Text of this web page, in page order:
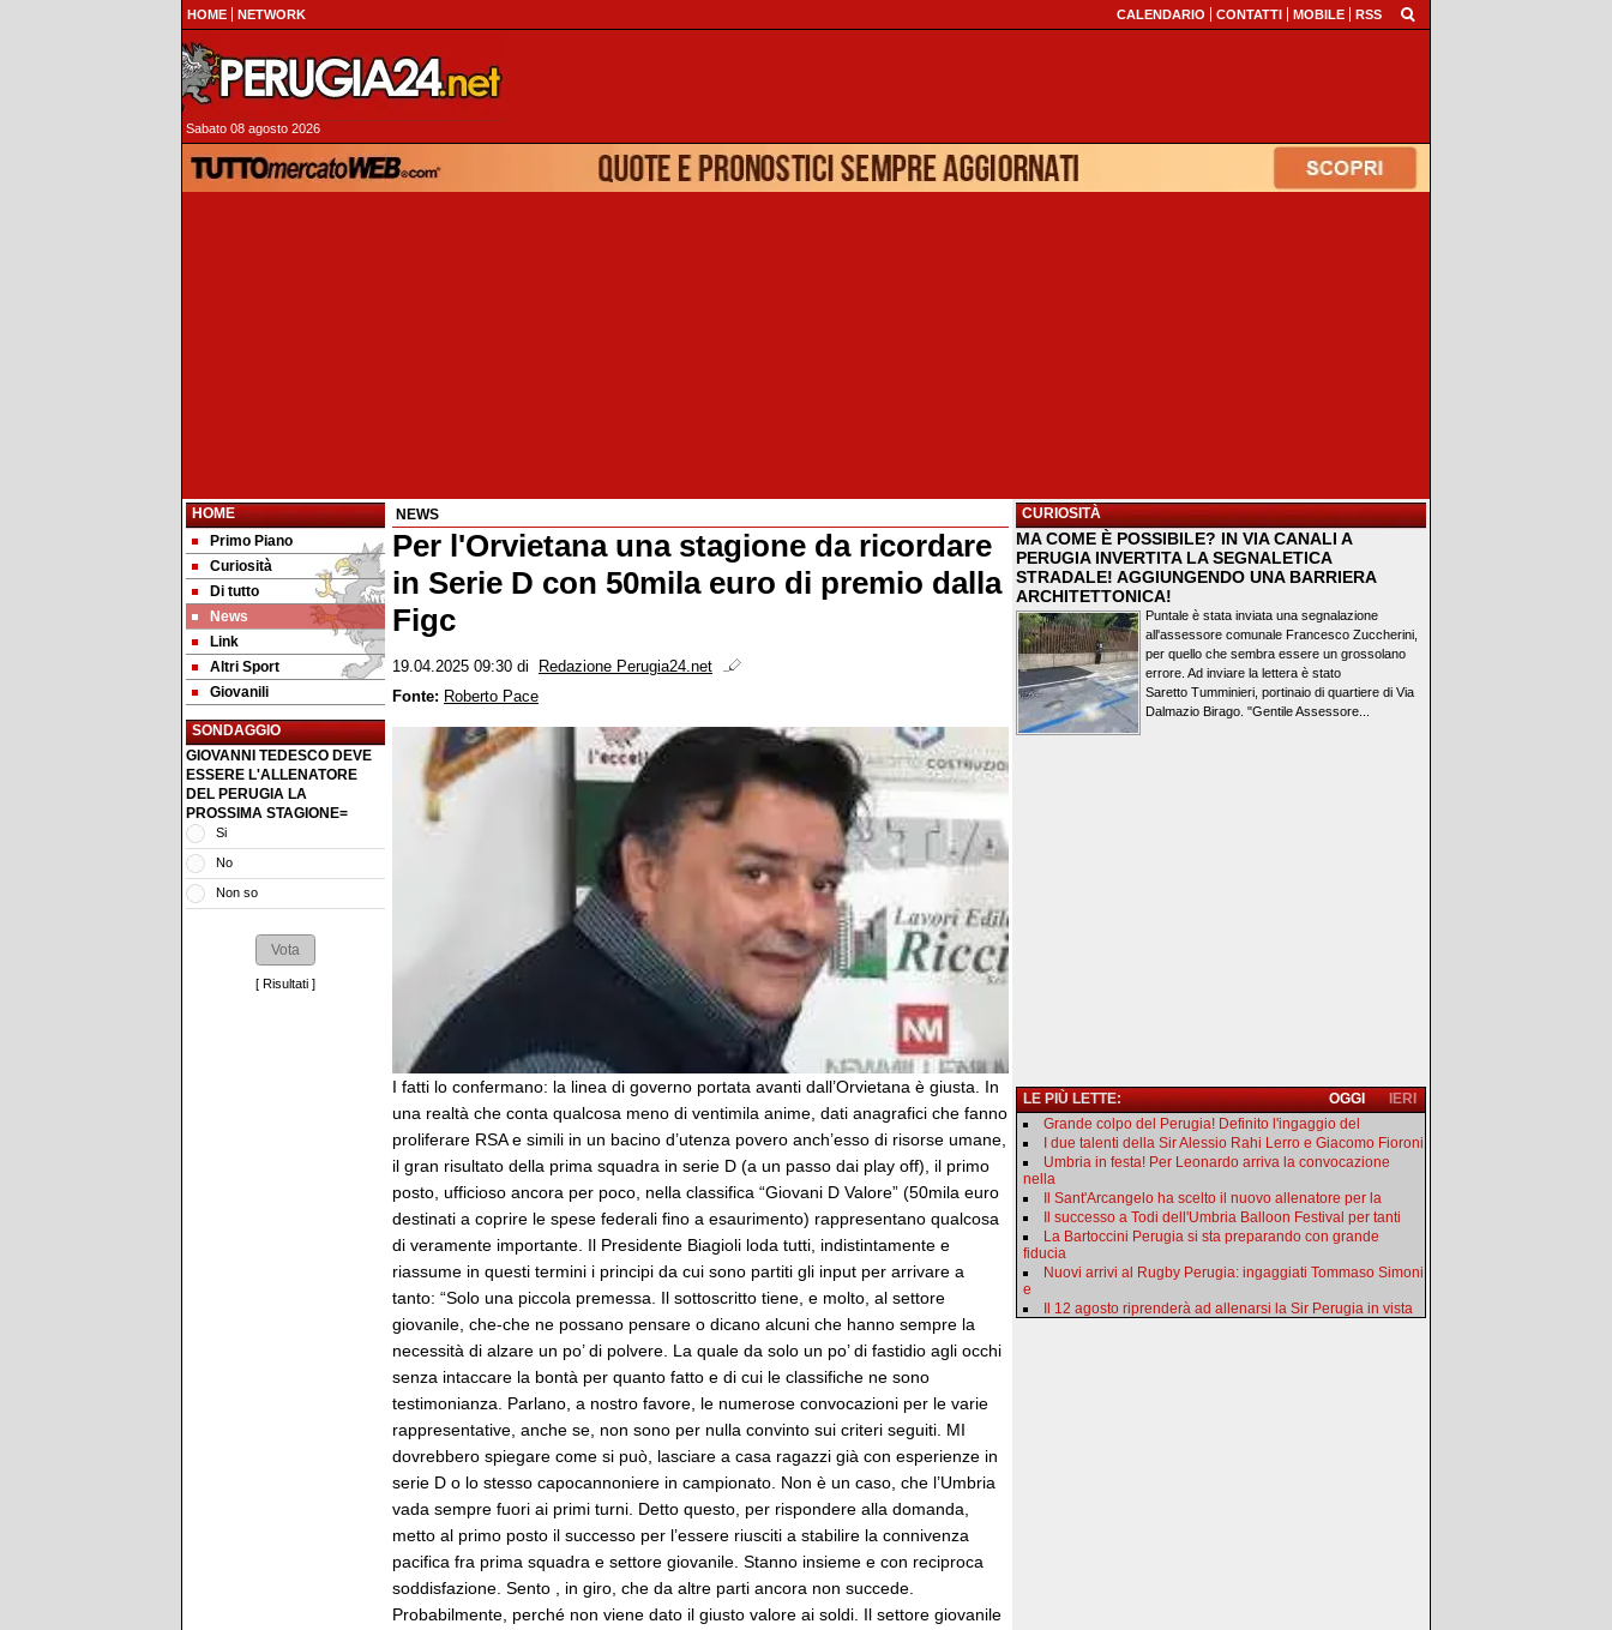
HOME NETWORK CALENDARIO CONTATTI MOBILE RSS
Sabato 08 agosto 2026
HOME
Primo Piano
Curiosità
Di tutto
News
Link
Altri Sport
Giovanili
SONDAGGIO
GIOVANNI TEDESCO DEVE
ESSERE L'ALLENATORE
DEL PERUGIA LA
PROSSIMA STAGIONE=
Si
No
Non so
[ Risultati ]
NEWS
Per l'Orvietana una stagione da ricordare
in Serie D con 50mila euro di premio dalla
Figc
19.04.2025 09:30 di
Redazione Perugia24.net
Fonte: Roberto Pace
I fatti lo confermano: la linea di governo portata avanti dall’Orvietana è giusta. In
una realtà che conta qualcosa meno di ventimila anime, dati anagrafici che fanno
proliferare RSA e simili in un bacino d’utenza povero anch’esso di risorse umane,
il gran risultato della prima squadra in serie D (a un passo dai play off), il primo
posto, ufficioso ancora per poco, nella classifica “Giovani D Valore” (50mila euro
destinati a coprire le spese federali fino a esaurimento) rappresentano qualcosa
di veramente importante. Il Presidente Biagioli loda tutti, indistintamente e
riassume in questi termini i principi da cui sono partiti gli input per arrivare a
tanto: “Solo una piccola premessa. Il sottoscritto tiene, e molto, al settore
giovanile, che-che ne possano pensare o dicano alcuni che hanno sempre la
necessità di alzare un po’ di polvere. La quale da solo un po’ di fastidio agli occhi
senza intaccare la bontà per quanto fatto e di cui le classifiche ne sono
testimonianza. Parlano, a nostro favore, le numerose convocazioni per le varie
rappresentative, anche se, non sono per nulla convinto sui criteri seguiti. MI
dovrebbero spiegare come si può, lasciare a casa ragazzi già con esperienze in
serie D o lo stesso capocannoniere in campionato. Non è un caso, che l’Umbria
vada sempre fuori ai primi turni. Detto questo, per rispondere alla domanda,
metto al primo posto il successo per l’essere riusciti a stabilire la connivenza
pacifica fra prima squadra e settore giovanile. Stanno insieme e con reciproca
soddisfazione. Sento , in giro, che da altre parti ancora non succede.
Probabilmente, perché non viene dato il giusto valore ai soldi. Il settore giovanile
CURIOSITÀ
MA COME È POSSIBILE? IN VIA CANALI A
PERUGIA INVERTITA LA SEGNALETICA
STRADALE! AGGIUNGENDO UNA BARRIERA
ARCHITETTONICA!
Puntale è stata inviata una segnalazione
all'assessore comunale Francesco Zuccherini,
per quello che sembra essere un grossolano
errore. Ad inviare la lettera è stato
Saretto Tumminieri, portinaio di quartiere di Via
Dalmazio Birago. "Gentile Assessore...
LE PIÙ LETTE: IERI
OGGI
Grande colpo del Perugia! Definito l'ingaggio del
I due talenti della Sir Alessio Rahi Lerro e Giacomo Fioroni
Umbria in festa! Per Leonardo arriva la convocazione
nella
Il Sant'Arcangelo ha scelto il nuovo allenatore per la
Il successo a Todi dell'Umbria Balloon Festival per tanti
La Bartoccini Perugia si sta preparando con grande
fiducia
Nuovi arrivi al Rugby Perugia: ingaggiati Tommaso Simoni
e
Il 12 agosto riprenderà ad allenarsi la Sir Perugia in vista